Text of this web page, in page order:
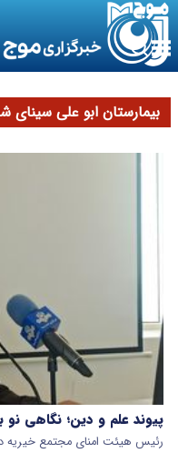
بیمارستان ابو علی سینای
پیوند علم و دین؛ نگاهی نو
رئیس هیئت امنای مجتمع خیریه